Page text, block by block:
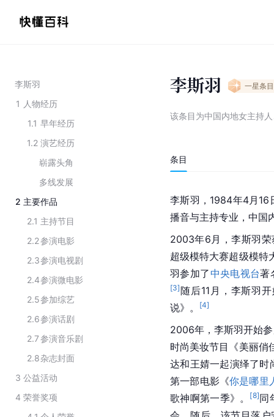
李斯羽
1 人物经历
1.1 早年经历
1.2 演艺经历
崭露头角
多线发展
2 主要作品
2.1 主持节目
2.2参演电影
2.3参演电视剧
2.4参演微电影
2.5参加综艺
2.6参演话剧
2.7参演音乐剧
2.8杂志封面
3 公益活动
4 荣誉奖项
李斯羽 一星条目
该条目为中国内地女主持
条目
李斯羽，1984年4月16
播音与主持专业，中国
2003年6月，李斯羽荣
超级模特大赛超级模特
羽参加了中央电视台著
[3]随后11月，李斯羽
说》。
[4]
2006年，李斯羽开始
时尚美妆节目《美丽俏
达和王婧一起演绎了时
第一部电影《你是哪里
歌神啊第一季》。
[8]同